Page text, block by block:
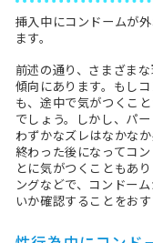
挿入中にコンドームが
ます。
前述の通り、さまざま
傾向にあります。もし
も、途中で気がつくこ
でしょう。しかし、パ
わずかなズレはなかな
終わった後になってコ
とに気がつくこともあ
ングなどで、コンドー
いか確認することをおす